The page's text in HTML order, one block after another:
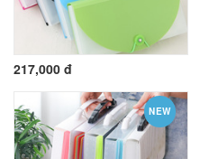
217,000 đ
NEW